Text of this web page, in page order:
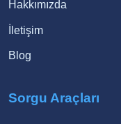
Hakkımızda
İletişim
Blog
Sorgu Araçları